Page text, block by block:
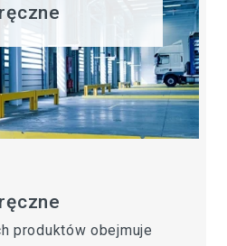
produktów obejmuje